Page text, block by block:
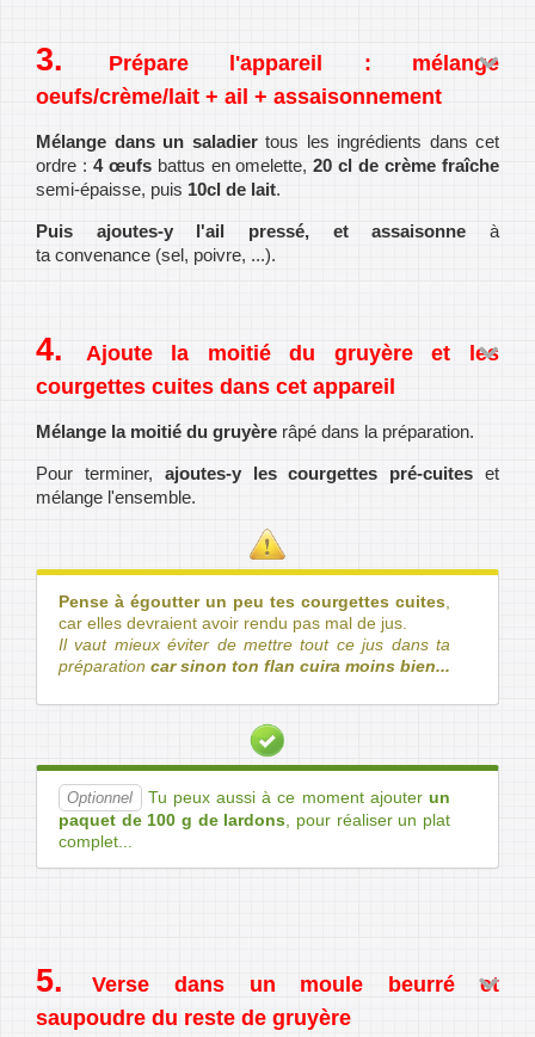
Prépare l'appareil : mélange
oeufs/crème/lait + ail + assaisonnement
Mélange dans un saladiertous les ingrédients dans cet
ordre : 4 œufsbattus en omelette,20 cl de crème fraîche
semi-épaisse, puis 10cl de lait.
Puis ajoutes-y l'ail pressé, et assaisonne à
ta convenance (sel, poivre, ...).
Ajoute la moitié du gruyère et les
courgettes cuites dans cet appareil
Mélange la moitié du gruyère râpé dans la préparation.
Pour terminer, ajoutes-y les courgettes pré-cuites et
mélange l'ensemble.
Pense à égoutter un peu tes courgettes cuites
car elles devraient avoir rendu pas mal de jus.
Il vaut mieux éviter de mettre tout ce jus dans ta
préparation car sinon ton flan cuira moins bien...
Optionnel Tu peux aussi à ce moment ajouter un
paquet de 100 g de lardons , pour réaliser un plat
complet...
Verse dans un moule beurré et
saupoudre du reste de gruyère